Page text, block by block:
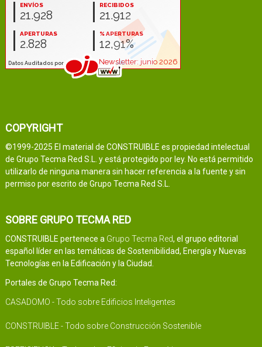
COPYRIGHT
©1999-2025 El material de CONSTRUIBLE es propiedad intelectual
de Grupo Tecma Red S.L. y está protegido por ley. No está permitido
utilizarlo de ninguna manera sin hacer referencia a la fuente y sin
permiso por escrito de Grupo Tecma Red S.L.
SOBRE GRUPO TECMA RED
CONSTRUIBLE pertenece a Grupo Tecma Red, el grupo editorial
español líder en las temáticas de Sostenibilidad, Energía y Nuevas
Tecnologías en la Edificación y la Ciudad.
Portales de Grupo Tecma Red:
CASADOMO - Todo sobre Edificios Inteligentes
CONSTRUIBLE - Todo sobre Construcción Sostenible